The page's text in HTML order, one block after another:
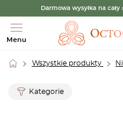
Darmowa wysyłka na cały
Menu
Wszystkie produkty
Kategorie